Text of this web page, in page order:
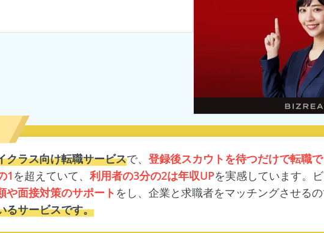
クラス向け転職サービスで、 登録後スカウトを待つだけで転職で
1 を超えていて、 利用者の3分の2は年収UPを実感しています。
や面接対策のサポート をし、企業と求職者をマッチングさせる
るサービスです。